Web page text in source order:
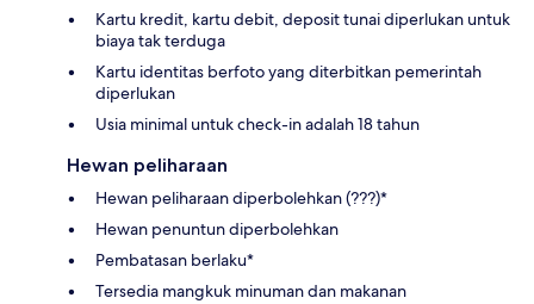
Kartu kredit, kartu debit, deposit tunai diperlukan untuk
biaya tak terduga
Kartu identitas berfoto yang diterbitkan pemerintah
diperlukan
Usia minimal untuk check-in adalah 18 tahun
Hewan peliharaan
Hewan peliharaan diperbolehkan (???)*
Hewan penuntun diperbolehkan
Pembatasan berlaku*
Tersedia mangkuk minuman dan makanan